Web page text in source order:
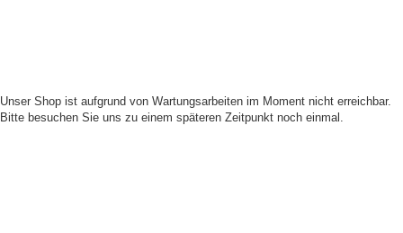
Unser Shop ist aufgrund von Wartungsarbeiten im Moment nicht erreichbar.
Bitte besuchen Sie uns zu einem späteren Zeitpunkt noch einmal.